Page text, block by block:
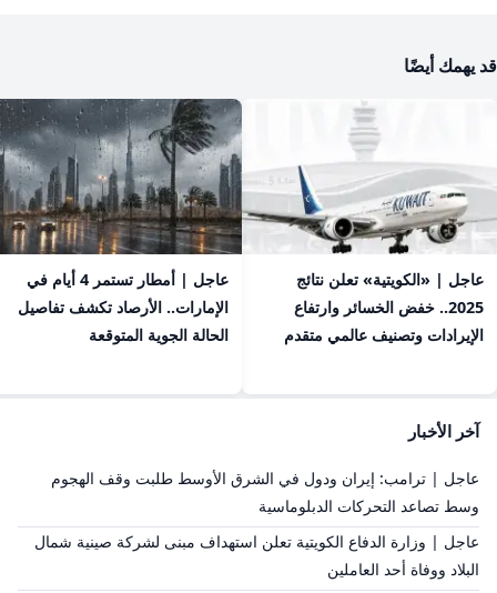
قد يهمك أيضًا
عاجل | «الكويتية» تعلن نتائج
2025.. خفض الخسائر وارتفاع
الإيرادات وتصنيف عالمي متقدم
عاجل | أمطار تستمر 4 أيام في
الإمارات.. الأرصاد تكشف تفاصيل
الحالة الجوية المتوقعة
آخر الأخبار
عاجل | ترامب: إيران ودول في الشرق الأوسط طلبت وقف الهجوم
وسط تصاعد التحركات الدبلوماسية
عاجل | وزارة الدفاع الكويتية تعلن استهداف مبنى لشركة صينية شمال
البلاد ووفاة أحد العاملين